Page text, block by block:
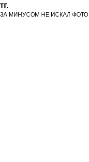
тг.
ЗА МИНУСОМ НЕ ИСКАЛ ФОТО